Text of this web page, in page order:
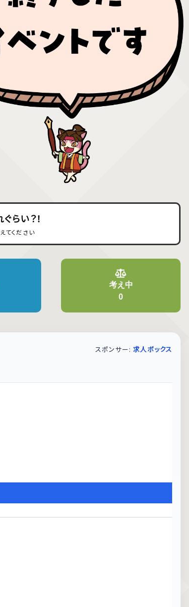
らい？！
てください
考え中
0
スポンサー:求人ボックス